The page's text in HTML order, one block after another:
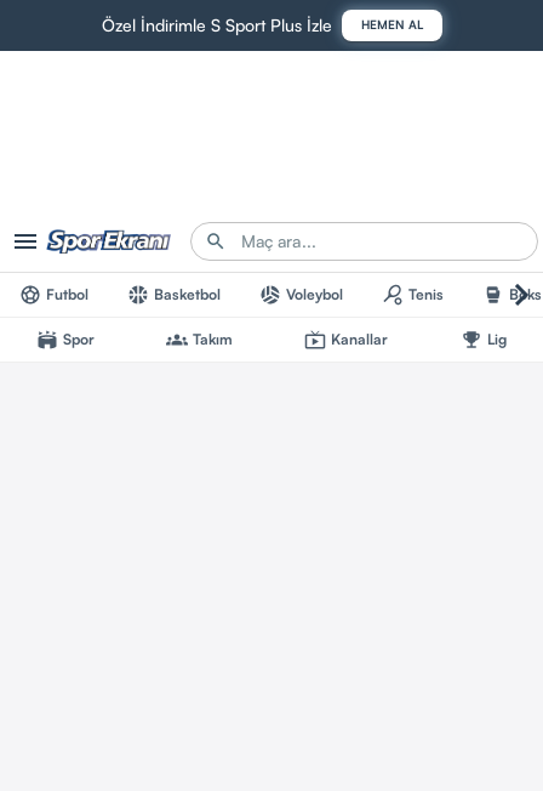
Özel İndirimle S Sport Plus İzle HEMEN AL
Futbol Basketbol Voleybol Tenis Boks
Spor Takım Kanallar Lig